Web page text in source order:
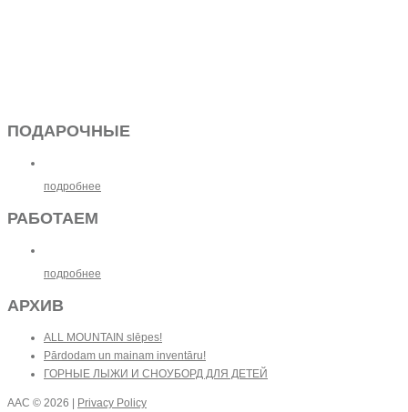
ПОДАРОЧНЫЕ
подробнее
РАБОТАЕМ
подробнее
АРХИВ
ALL MOUNTAIN slēpes!
Pārdodam un mainam inventāru!
ГОРНЫЕ ЛЫЖИ И СНОУБОРД ДЛЯ ДЕТЕЙ
AAC © 2026 | Privacy Policy